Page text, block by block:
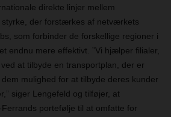
direkte linjer mellem
styrke, der forstærkes af netværkets
som forbinder de forskellige regioner i
endnu mere effektivt. ”Vi hjælper filialer,
at tilbyde en transportplan, der er
mulighed for at tilbyde deres kunder
siger Lengefeld og tilføjer, at
portefølje til at omfatte for